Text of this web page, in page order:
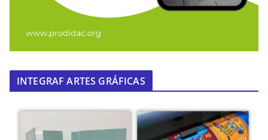
INTEGRAF ARTES GRÁFICAS